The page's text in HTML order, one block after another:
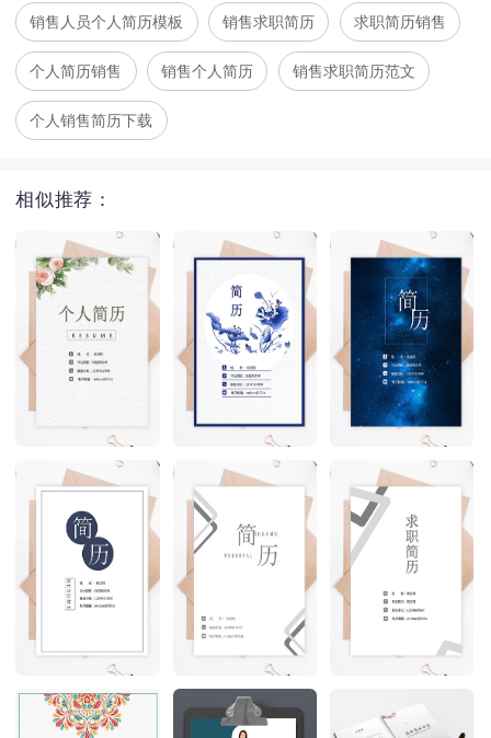
销售人员个人简历模板 销售求职简历 求职简历销售
个人简历销售 销售个人简历 销售求职简历范文
个人销售简历下载
相似推荐：